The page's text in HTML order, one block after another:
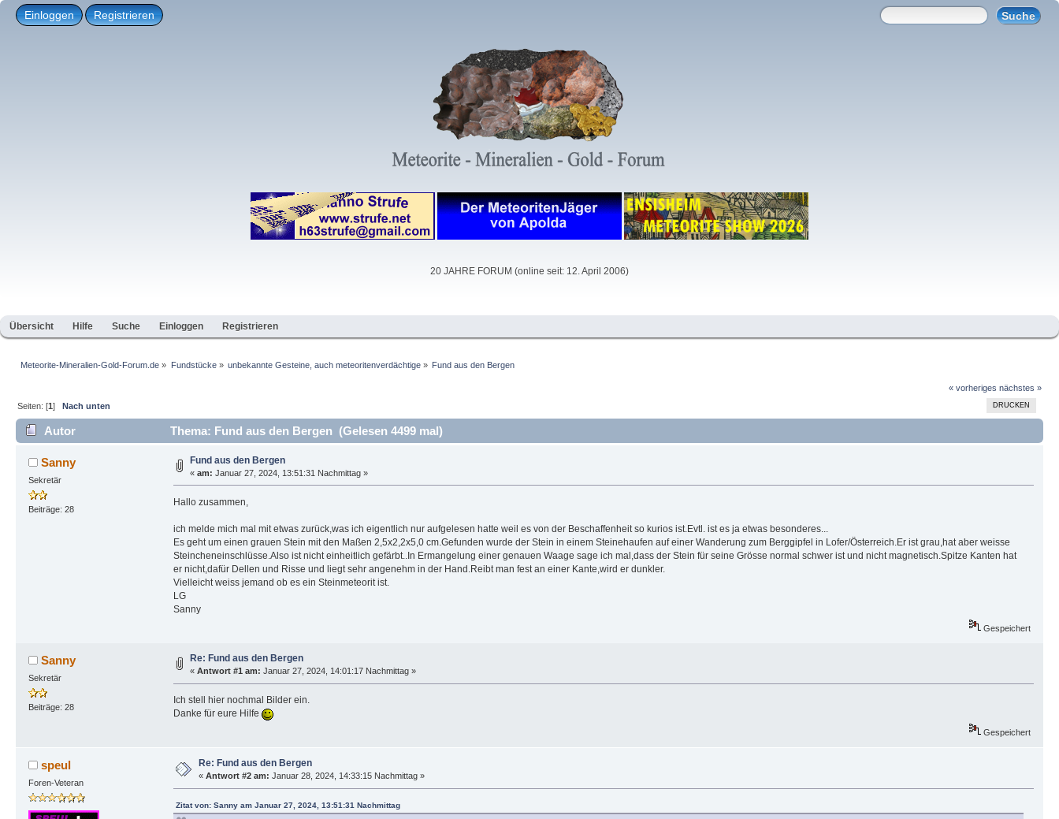
Einloggen Registrieren
20 JAHRE FORUM (online seit: 12. April 2006)
Übersicht Hilfe Suche Einloggen Registrieren
Meteorite-Mineralien-Gold-Forum.de » Fundstücke» unbekannte Gesteine, auch meteoritenverdächtige» Fund aus den Bergen
« vorheriges nächstes »
DRUCKEN
Seiten: [1]Nach unten
Autor Thema: Fund aus den Bergen (Gelesen 4499 mal)
Sanny
Sekretär
Beiträge: 28
Fund aus den Bergen
« am: Januar 27, 2024, 13:51:31 Nachmittag »
Hallo zusammen,
ich melde mich mal mit etwas zurück,was ich eigentlich nur aufgelesen hatte weil es von der Beschaffenheit so kurios ist.Evtl. ist es ja etwas besonderes...
Es geht um einen grauen Stein mit den Maßen 2,5x2,2x5,0 cm.Gefunden wurde der Stein in einem Steinehaufen auf einer Wanderung zum Berggipfel in Lofer/Österreich.Er ist grau,hat aber weisse
Steincheneinschlüsse.Also ist nicht einheitlich gefärbt..In Ermangelung einer genauen Waage sage ich mal,dass der Stein für seine Grösse normal schwer ist und nicht magnetisch.Spitze Kanten hat
er nicht,dafür Dellen und Risse und liegt sehr angenehm in der Hand.Reibt man fest an einer Kante,wird er dunkler.
Vielleicht weiss jemand ob es ein Steinmeteorit ist.
LG
Sanny
Gespeichert
Sanny
Sekretär
Beiträge: 28
Re: Fund aus den Bergen
« Antwort #1 am: Januar 27, 2024, 14:01:17 Nachmittag »
Ich stell hier nochmal Bilder ein.
Danke für eure Hilfe
Gespeichert
speul
Foren-Veteran
Re: Fund aus den Bergen
« Antwort #2 am: Januar 28, 2024, 14:33:15 Nachmittag »
Zitat von: Sanny am Januar 27, 2024, 13:51:31 Nachmittag